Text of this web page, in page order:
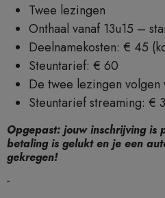
Twee lezingen
Onthaal vanaf 13u15 –
Deelnamekosten: € 45
Steuntarief: € 60
De twee lezingen
Steuntarief streaming: €
Opgepast: jouw inschrijving is
betaling is gelukt en je een
gekregen!
-